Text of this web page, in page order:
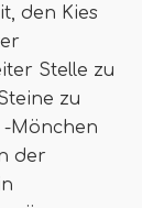
den Kies
Stelle zu
​​zu
Mönchen
der